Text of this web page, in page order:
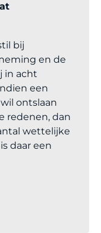
bij
en de
in acht
een
ontslaan
redenen, dan
wettelijke
daar een